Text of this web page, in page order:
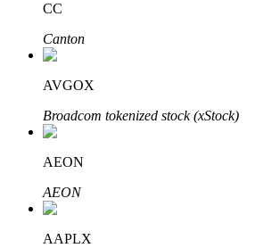
Bitrue-partners
CC
Canton
AVGOX
Broadcom tokenized stock (xStock)
AEON
AEON
AAPLX